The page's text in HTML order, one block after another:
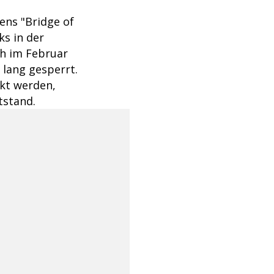
"Bridge of
in der
im Februar
lang gesperrt.
werden,